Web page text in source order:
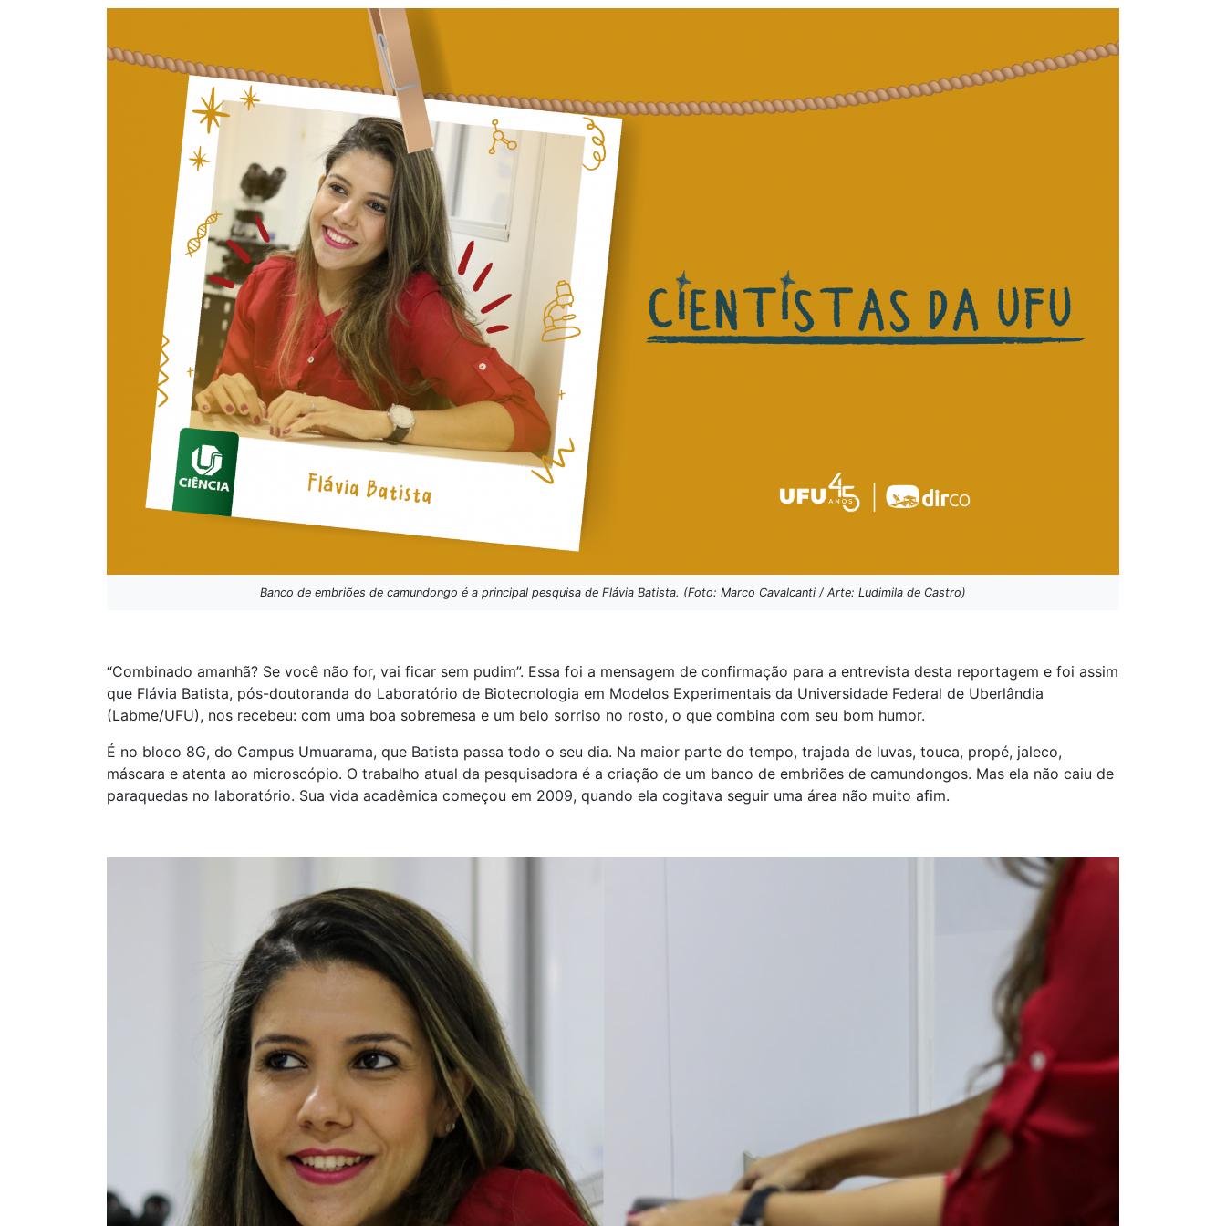
Banco de embriões de camundongo é a principal pesquisa de Flávia Batista. (Foto: Marco Cavalcanti / Arte: Ludimila de Castro)
“Combinado amanhã? Se você não for, vai ficar sem pudim”. Essa foi a mensagem de confirmação para a entrevista desta reportagem e foi assim
que Flávia Batista, pós-doutoranda do Laboratório de Biotecnologia em Modelos Experimentais da Universidade Federal de Uberlândia
(Labme/UFU), nos recebeu: com uma boa sobremesa e um belo sorriso no rosto, o que combina com seu bom humor.
É no bloco 8G, do Campus Umuarama, que Batista passa todo o seu dia. Na maior parte do tempo, trajada de luvas, touca, propé, jaleco,
máscara e atenta ao microscópio. O trabalho atual da pesquisadora é a criação de um banco de embriões de camundongos. Mas ela não caiu de
paraquedas no laboratório. Sua vida acadêmica começou em 2009, quando ela cogitava seguir uma área não muito afim.